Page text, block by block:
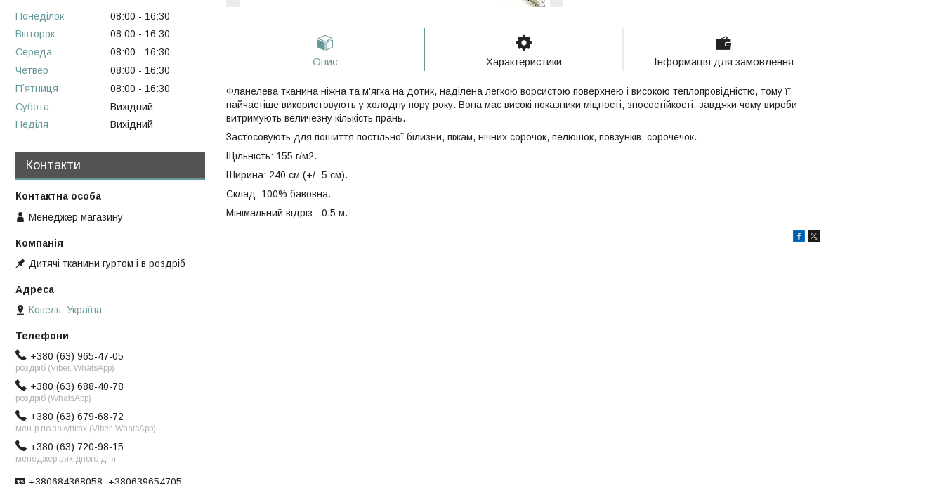
Опис Характеристики Інформація для замовлення
Фланелева тканина ніжна та м'ягка на дотик, наділена легкою ворсистою поверхнею і високою теплопровідністю, тому її
найчастіше використовують у холодну пору року. Вона має високі показники міцності, зносостійкості, завдяки чому вироби
витримують величезну кількість прань.
Застосовують для пошиття постільної білизни, піжам, нічних сорочок, пелюшок, повзунків, сорочечок.
Щільність: 155 г/м2.
Ширина: 240 см (+/- 5 см).
Склад: 100% бавовна.
Мінімальний відріз - 0.5 м.
Понеділок 08:00
16:30
Вівторок
08:00
16:30
Середа
08:00
16:30
Четвер
08:00
16:30
Пʼятниця
08:00
16:30
Субота
Вихідний
Неділя
Вихідний
Контакти
Менеджер магазину
Дитячі тканини гуртом і в роздріб
Ковель, Україна
+380 (63) 965-47-05
роздріб (Viber, WhatsApp)
+380 (63) 688-40-78
роздріб (WhatsApp)
+380 (63) 679-68-72
мен-р по закупках (Viber, WhatsApp)
+380 (63) 720-98-15
менеджер вихідного дня